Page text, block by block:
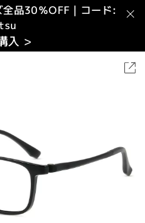
全品30％OFF｜コード:
入 >